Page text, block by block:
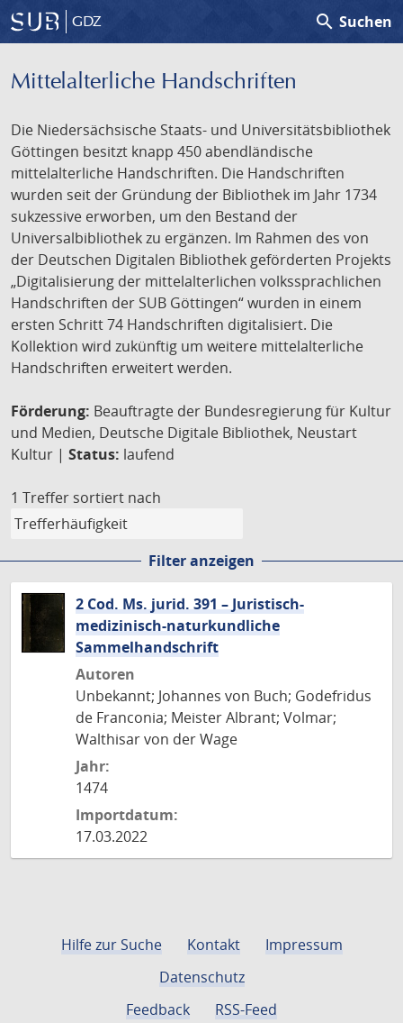
GDZ search Suchen
Mittelalterliche Handschriften
Die Niedersächsische Staats- und Universitätsbibliothek
Göttingen besitzt knapp 450 abendländische
mittelalterliche Handschriften. Die Handschriften
wurden seit der Gründung der Bibliothek im Jahr 1734
sukzessive erworben, um den Bestand der
Universalbibliothek zu ergänzen. Im Rahmen des von
der Deutschen Digitalen Bibliothek geförderten Projekts
„Digitalisierung der mittelalterlichen volkssprachlichen
Handschriften der SUB Göttingen“ wurden in einem
ersten Schritt 74 Handschriften digitalisiert. Die
Kollektion wird zukünftig um weitere mittelalterliche
Handschriften erweitert werden.
Förderung: Beauftragte der Bundesregierung für Kultur
und Medien, Deutsche Digitale Bibliothek, Neustart
Kultur | Status: laufend
1 Treffer sortiert nach
Filter anzeigen
2 Cod. Ms. jurid. 391 – Juristisch-
medizinisch-naturkundliche
Sammelhandschrift
Autoren
Unbekannt; Johannes von Buch; Godefridus
de Franconia; Meister Albrant; Volmar;
Walthisar von der Wage
Jahr:
1474
Importdatum:
17.03.2022
Hilfe zur Suche Kontakt
Impressum
Datenschutz
Feedback
RSS-Feed